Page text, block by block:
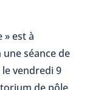
» est à
séance de
vendredi 9